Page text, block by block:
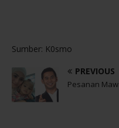
Sumber: K0smo
PREVIOUS
Pesanan